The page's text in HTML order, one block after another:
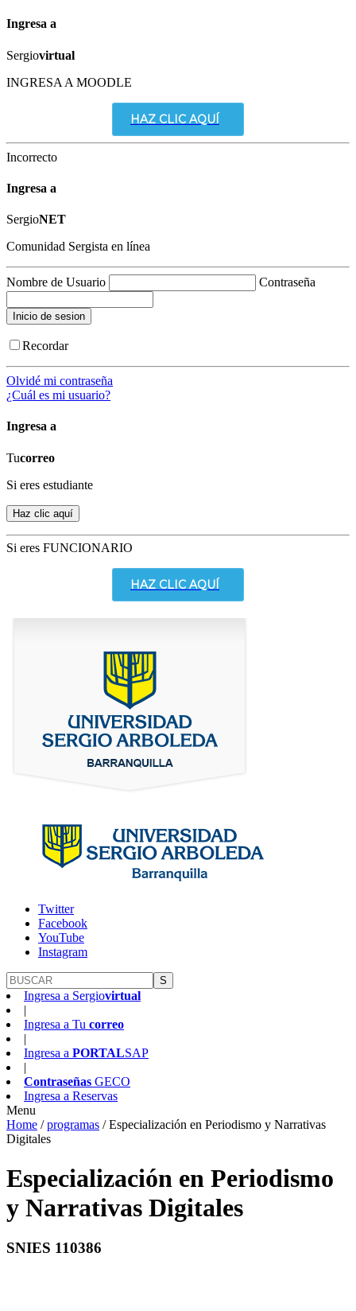
Ingresa a
Sergiovirtual
INGRESA A MOODLE
HAZ CLIC AQUÍ
Incorrecto
Ingresa a
SergioNET
Comunidad Sergista en línea
Nombre de Usuario Contraseña
Recordar
Olvidé mi contraseña
¿Cuál es mi usuario?
Ingresa a
Tucorreo
Si eres estudiante
Si eres FUNCIONARIO
HAZ CLIC AQUÍ
Twitter
Facebook
YouTube
Instagram
S
Ingresa a Sergiovirtual
Ingresa a Tu correo
Ingresa a PORTALSAP
Contraseñas GECO
Ingresa a Reservas
Menu
Home /programas /Especialización en Periodismo y Narrativas
Digitales
Especialización en Periodismo
y Narrativas Digitales
SNIES 110386